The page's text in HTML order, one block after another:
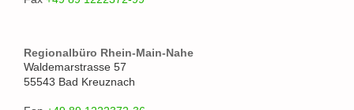
Regionalbüro Rhein-Main-Nahe
Waldemarstrasse 57
55543 Bad Kreuznach